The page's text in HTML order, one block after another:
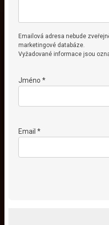
Emailová adresa nebude
marketingové databáze.
Vyžadované informace jsou
Jméno *
Email *